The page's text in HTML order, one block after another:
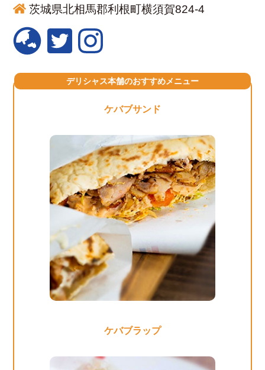
茨城県北相馬郡利根町横須賀824-4
デリシャス本舗のおすすめメニュー
ケバブサンド
ケバブラップ